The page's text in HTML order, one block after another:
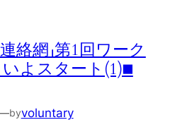
絡網」第1回ワーク
よスタート(1)■
byvoluntary